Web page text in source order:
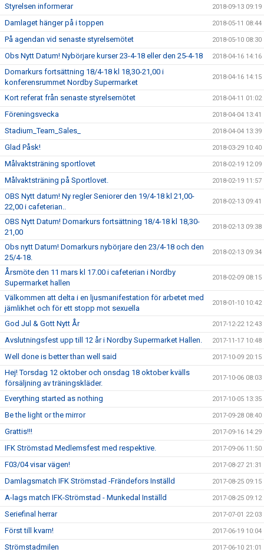
Styrelsen informerar 2018-09-13 09:19
Damlaget hänger på i toppen 2018-05-11 08:44
På agendan vid senaste styrelsemötet 2018-05-10 08:30
Obs Nytt Datum! Nybörjare kurser 23-4-18 eller den 25-4-18 2018-04-16 14:16
Domarkurs fortsättning 18/4-18 kl 18,30-21,00 i
konferensrummet Nordby Supermarket
2018-04-16 14:15
Kort referat från senaste styrelsemötet 2018-04-11 01:02
Föreningsvecka 2018-04-04 13:41
Stadium_Team_Sales_ 2018-04-04 13:39
Glad Påsk! 2018-03-29 10:40
Målvaktsträning sportlovet 2018-02-19 12:09
Målvaktsträning på Sportlovet. 2018-02-19 11:57
OBS Nytt datum! Ny regler Seniorer den 19/4-18 kl 21,00-
22,00 i cafeterian..
2018-02-13 09:41
OBS Nytt Datum! Domarkurs fortsättning 18/4-18 kl 18,30-
21,00
2018-02-13 09:38
Obs nytt Datum! Domarkurs nybörjare den 23/4-18 och den
25/4-18.
2018-02-13 09:34
Årsmöte den 11 mars kl 17.00 i cafeterian i Nordby
Supermarket hallen
2018-02-09 08:15
Välkommen att delta i en ljusmanifestation för arbetet med
jämlikhet och för ett stopp mot sexuella
2018-01-10 10:42
God Jul & Gott Nytt År 2017-12-22 12:43
Avslutningsfest upp till 12 år i Nordby Supermarket Hallen. 2017-11-17 10:48
Well done is better than well said 2017-10-09 20:15
Hej! Torsdag 12 oktober och onsdag 18 oktober kvälls
försäljning av träningskläder.
2017-10-06 08:03
Everything started as nothing 2017-10-05 13:35
Be the light or the mirror 2017-09-28 08:40
Grattis!!! 2017-09-16 14:29
IFK Strömstad Medlemsfest med respektive. 2017-09-06 11:50
F03/04 visar vägen! 2017-08-27 21:31
Damlagsmatch IFK Strömstad -Frändefors Inställd 2017-08-25 09:15
A-lags match IFK-Strömstad - Munkedal Inställd 2017-08-25 09:12
Seriefinal herrar 2017-07-01 22:03
Först till kvarn! 2017-06-19 10:04
Strömstadmilen 2017-06-10 21:01